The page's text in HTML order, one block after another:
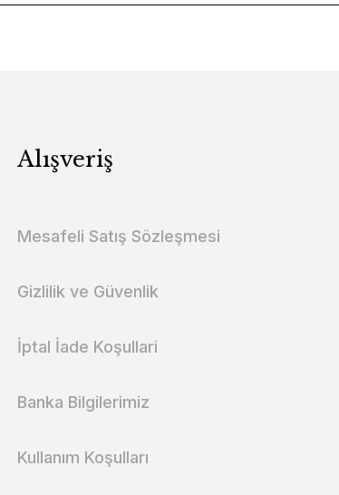
Alışveriş
Mesafeli Satış Sözleşmesi
Gizlilik ve Güvenlik
İptal İade Koşullari
Banka Bilgilerimiz
Kullanım Koşulları